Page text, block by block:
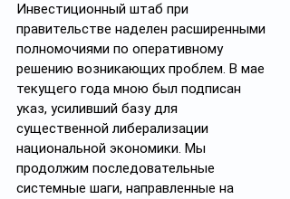
Инвестиционный штаб при
правительстве наделен расширенными
полномочиями по оперативному
решению возникающих проблем. В мае
текущего года мною был подписан
указ, усиливший базу для
существенной либерализации
национальной экономики. Мы
продолжим последовательные
системные шаги, направленные на